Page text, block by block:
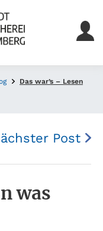
Das war’s – Lesen
Post
was